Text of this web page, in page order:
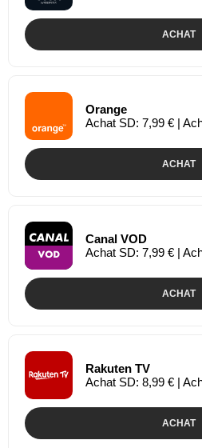
ACHAT
Orange
Achat SD: 7,99 € |
ACHAT
Canal VOD
Achat SD: 7,99 € |
ACHAT
Rakuten TV
Achat SD: 8,99 € |
ACHAT